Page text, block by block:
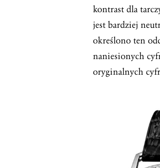
kontrast dla
jest bardziej
określono ten
naniesionych
oryginalnych